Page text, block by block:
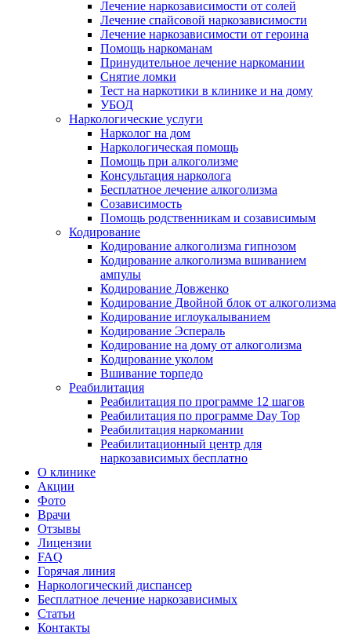
Лечение наркозависимости от солей
Лечение спайсовой наркозависимости
Лечение наркозависимости от героина
Помощь наркоманам
Принудительное лечение наркомании
Снятие ломки
Тест на наркотики в клинике и на дому
УБОД
Наркологические услуги
Нарколог на дом
Наркологическая помощь
Помощь при алкоголизме
Консультация нарколога
Бесплатное лечение алкоголизма
Созависимость
Помощь родственникам и созависимым
Кодирование
Кодирование алкоголизма гипнозом
Кодирование алкоголизма вшиванием
ампулы
Кодирование Довженко
Кодирование Двойной блок от алкоголизма
Кодирование иглоукалыванием
Кодирование Эспераль
Кодирование на дому от алкоголизма
Кодирование уколом
Вшивание торпедо
Реабилитация
Реабилитация по программе 12 шагов
Реабилитация по программе Day Top
Реабилитация наркомании
Реабилитационный центр для
наркозависимых бесплатно
О клинике
Акции
Фото
Врачи
Отзывы
Лицензии
FAQ
Горячая линия
Наркологический диспансер
Бесплатное лечение наркозависимых
Статьи
Контакты